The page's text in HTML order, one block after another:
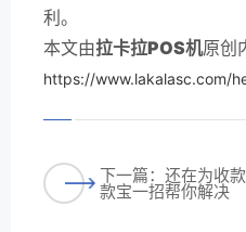
利。
本文由拉卡拉POS机原创
https://www.lakalasc.com/
下一篇：还在为收
款宝一招帮你解决